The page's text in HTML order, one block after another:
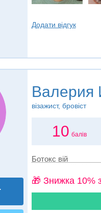
Додати відгук
Валерия
візажист, бровіст
10 балів
Ботокс вій
🎁 Знижка 10%